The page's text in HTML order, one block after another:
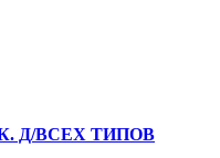
Д/ВСЕХ ТИПОВ